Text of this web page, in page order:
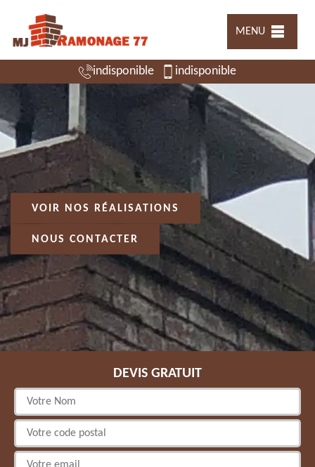
MENU
indisponible indisponible
VOIR NOS RÉALISATIONS
NOUS CONTACTER
DEVIS GRATUIT